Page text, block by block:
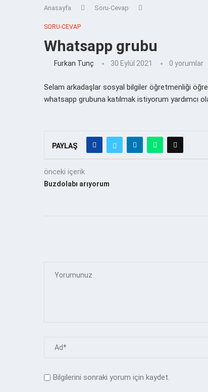
Anasayfa Soru-Cevap
SORU-CEVAP
Whatsapp grubu
Furkan Tunç 30 Eylül 2021 0 yorumlar
Selam arkadaşlar sosyal bilgiler öğretmenliği
whatsapp grubuna katılmak istiyorum yardımcı
PAYLAŞ
önceki içerik
Buzdolabı arıyorum
Bilgilerini sonraki yorum için kaydet.